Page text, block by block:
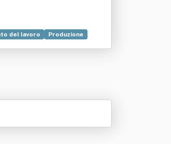
del lavoro
Produzione